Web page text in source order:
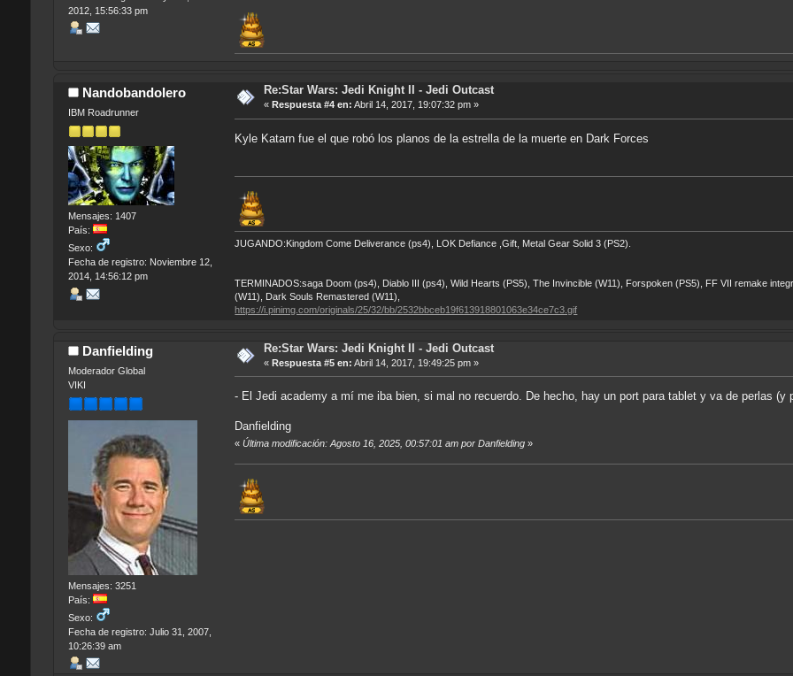
2012, 15:56:33 pm
Nandobandolero
IBM Roadrunner
Mensajes: 1407
País:
Sexo:
Fecha de registro: Noviembre 12,
2014, 14:56:12 pm
Re:Star Wars: Jedi Knight II - Jedi Outcast
« Respuesta #4 en: Abril 14, 2017, 19:07:32 pm »
Kyle Katarn fue el que robó los planos de la estrella de la muerte en Dark Forces
JUGANDO:Kingdom Come Deliverance (ps4), LOK Defiance ,Gift, Metal Gear Solid 3 (PS2).
TERMINADOS:saga Doom (ps4), Diablo III (ps4), Wild Hearts (PS5), The Invincible (W11), Forspoken (PS5), FF VII remake
(W11), Dark Souls Remastered (W11),
https://i.pinimg.com/originals/25/32/bb/2532bbceb19f613918801063e34ce7c3.gif
Danfielding
Moderador Global
VIKI
Mensajes: 3251
País:
Sexo:
Fecha de registro: Julio 31, 2007,
10:26:39 am
Re:Star Wars: Jedi Knight II - Jedi Outcast
« Respuesta #5 en: Abril 14, 2017, 19:49:25 pm »
- El Jedi academy a mí me iba bien, si mal no recuerdo. De hecho, hay un port para tablet y va de perlas (y
Danfielding
«Última modificación: Agosto 16, 2025, 00:57:01 am por Danfielding »